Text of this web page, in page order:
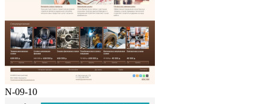
N-09-10